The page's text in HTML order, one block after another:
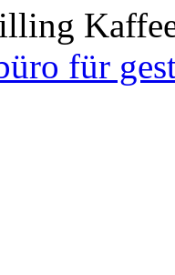
für